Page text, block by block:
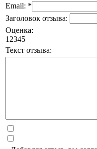
Email: *
Заголовок отзыва:
Оценка:
1 2345
Текст отзыва: